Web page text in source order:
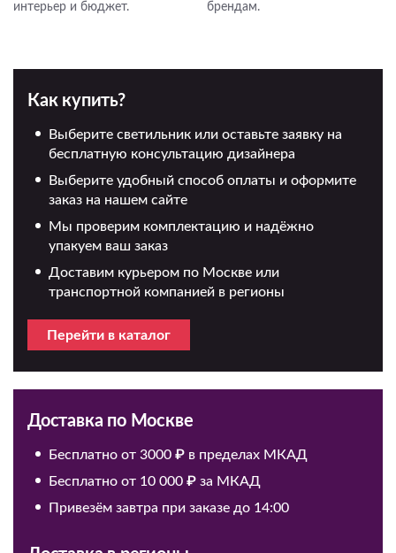
интерьер и бюджет.
брендам.
Как купить?
Выберите светильник или оставьте заявку на
бесплатную консультацию дизайнера
Выберите удобный способ оплаты и оформите
заказ на нашем сайте
Мы проверим комплектацию и надёжно
упакуем ваш заказ
Доставим курьером по Москве или
транспортной компанией в регионы
Перейти в каталог
Доставка по Москве
Бесплатно от 3000 ₽ в пределах МКАД
Бесплатно от 10 000 ₽ за МКАД
Привезём завтра при заказе до 14:00